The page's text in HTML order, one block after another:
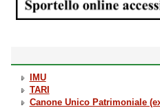
IMU
TARI
Canone Unico Patrimoniale